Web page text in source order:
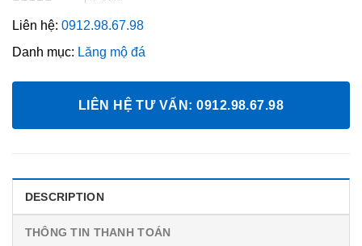
0.0
of
Liên hệ: 0912.98.67.98
Danh mục: Lăng mộ đá
LIÊN HỆ TƯ VẤN: 0912.98.67.98
DESCRIPTION
THÔNG TIN THANH TOÁN